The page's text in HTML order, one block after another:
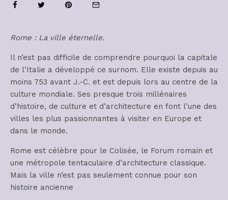
Rome : La ville éternelle.
Il n’est pas difficile de comprendre pourquoi la capitale
de l’Italie a développé ce surnom. Elle existe depuis au
moins 753 avant J.-C. et est depuis lors au centre de la
culture mondiale. Ses presque trois millénaires
d’histoire, de culture et d’architecture en font l’une des
villes les plus passionnantes à visiter en Europe et
dans le monde.
Rome est célèbre pour le Colisée, le Forum romain et
une métropole tentaculaire d’architecture classique.
Mais la ville n’est pas seulement connue pour son
histoire ancienne